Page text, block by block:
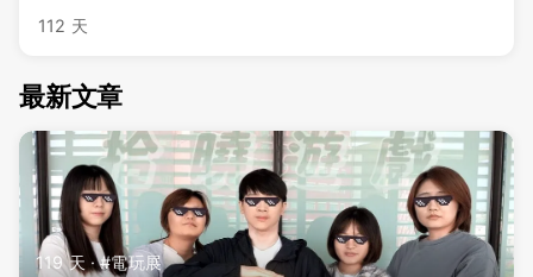
112 天
最新文章
119 天 · #電玩展